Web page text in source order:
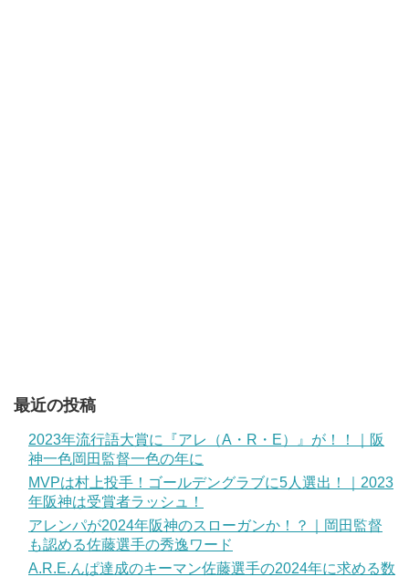
最近の投稿
2023年流行語大賞に『アレ（A・R・E）』が！！｜阪
神一色岡田監督一色の年に
MVPは村上投手！ゴールデングラブに5人選出！｜2023
年阪神は受賞者ラッシュ！
アレンパが2024年阪神のスローガンか！？｜岡田監督
も認める佐藤選手の秀逸ワード
A.R.E.んぱ達成のキーマン佐藤選手の2024年に求める数